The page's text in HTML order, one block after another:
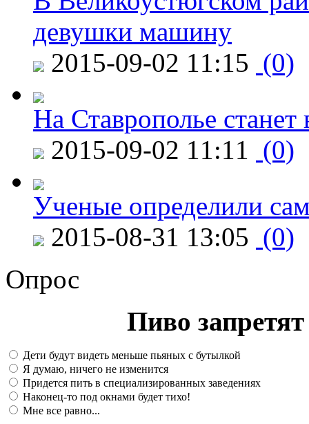
девушки машину
2015-09-02 11:15 (0)
На Ставрополье
2015-09-02 11:11 (0)
Ученые определили
2015-08-31 13:05 (0)
Опрос
Пиво
Дети будут видеть меньше пьяных с бутылкой
Я думаю, ничего не изменится
Придется пить в специализированных заведениях
Наконец-то под окнами будет тихо!
Мне все равно...